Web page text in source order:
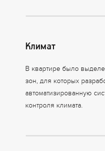
Климат
В квартире было
зон, для которых
автоматизированную
контроля климата.